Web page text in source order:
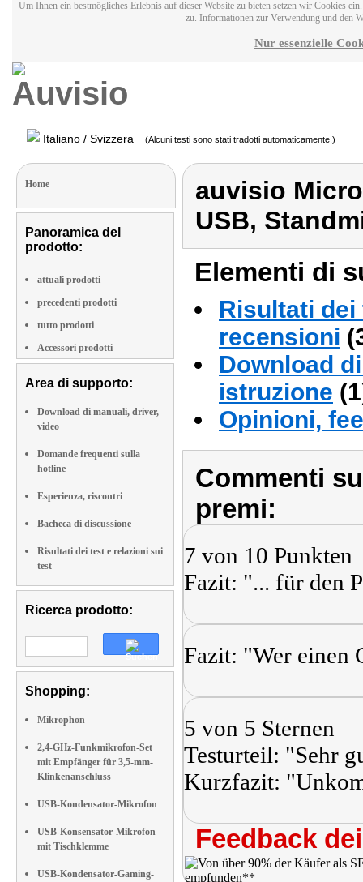
Um Ihnen ein bestmögliches Erlebnis auf dieser Website zu bieten setzen wir Cookies
zu. Informationen zur Verwendung und den
Nur essenzielle
Italiano / Svizzera (Alcuni testi sono stati tradotti automaticamente.)
Home
Panoramica del
prodotto:
attuali prodotti
precedenti prodotti
tutto prodotti
Accessori prodotti
Area di supporto:
Download di manuali, driver,
video
Domande frequenti sulla
hotline
Esperienza, riscontri
Bacheca di discussione
Risultati dei test e relazioni sui
test
Ricerca prodotto:
Shopping:
Mikrophon
2,4-GHz-Funkmikrofon-Set
mit Empfänger für 3,5-mm-
Klinkenanschluss
USB-Kondensator-Mikrofon
USB-Konsensator-Mikrofon
mit Tischklemme
USB-Kondensator-Gaming-
auvisio
USB,
Elementi di
Risultati
recensioni
Download
istruzione
Opinioni,
Commenti
premi:
7 von 10 Punkten
Fazit: "... für den
Fazit: "Wer einen
5 von 5 Sternen
Testurteil: "Sehr
Kurzfazit:
Feedback